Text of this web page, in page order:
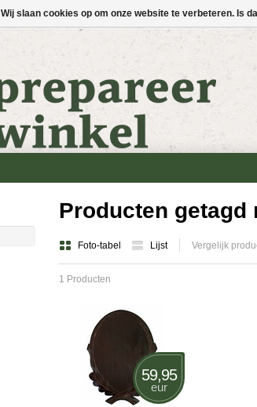
Producten getagd
Foto-tabel Lijst Vergelijk
1 Producten
59,95
eur
Wij slaan cookies op om onze website te verbeteren. Is